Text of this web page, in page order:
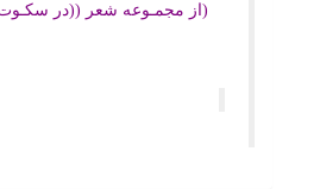
(از مجمـوعه شعر ((در